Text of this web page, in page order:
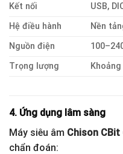
Kết nối
USB,
Hệ điều hành
Nền
Nguồn điện
Trọng lượng
4. Ứng dụng lâm sàng
Máy siêu âm Chison CBit
chẩn đoán: